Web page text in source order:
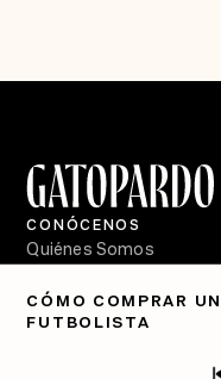
CÓMO COMPRAR
FUTBOLISTA
CONÓCENOS
Quiénes Somos
PÓDCASTS